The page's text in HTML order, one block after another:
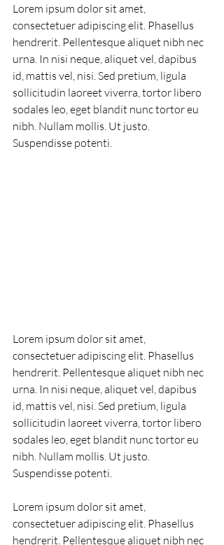
Lorem ipsum dolor sit amet,
consectetuer adipiscing elit. Phasellus
hendrerit. Pellentesque aliquet nibh nec
urna. In nisi neque, aliquet vel, dapibus
id, mattis vel, nisi. Sed pretium, ligula
sollicitudin laoreet viverra, tortor libero
sodales leo, eget blandit nunc tortor eu
nibh. Nullam mollis. Ut justo.
Suspendisse potenti.
Lorem ipsum dolor sit amet,
consectetuer adipiscing elit. Phasellus
hendrerit. Pellentesque aliquet nibh nec
urna. In nisi neque, aliquet vel, dapibus
id, mattis vel, nisi. Sed pretium, ligula
sollicitudin laoreet viverra, tortor libero
sodales leo, eget blandit nunc tortor eu
nibh. Nullam mollis. Ut justo.
Suspendisse potenti.
Lorem ipsum dolor sit amet,
consectetuer adipiscing elit. Phasellus
hendrerit. Pellentesque aliquet nibh nec